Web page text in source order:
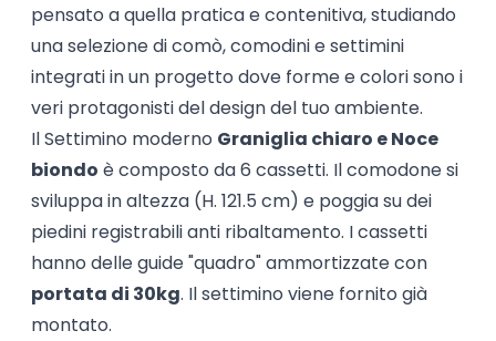
pensato a quella pratica e contenitiva, studiando
una selezione di comò, comodini e settimini
integrati in un progetto dove forme e colori sono i
veri protagonisti del design del tuo ambiente.
Il Settimino moderno Graniglia chiaro e Noce
biondo è composto da 6 cassetti. Il comodone si
sviluppa in altezza (H. 121.5 cm) e poggia su dei
piedini registrabili anti ribaltamento. I cassetti
hanno delle guide "quadro" ammortizzate con
portata di 30kg. Il settimino viene fornito già
montato.